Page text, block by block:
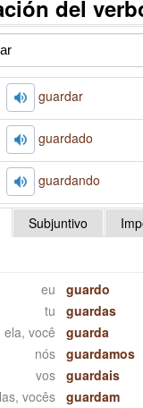
del
guardar
guardado
guardando
Subjuntivo
eu
guardo
tu
guardas
ela, você
guarda
nós
guardamos
vos
guardais
vocês
guardam